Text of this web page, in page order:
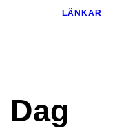
LÄNKAR
Dag